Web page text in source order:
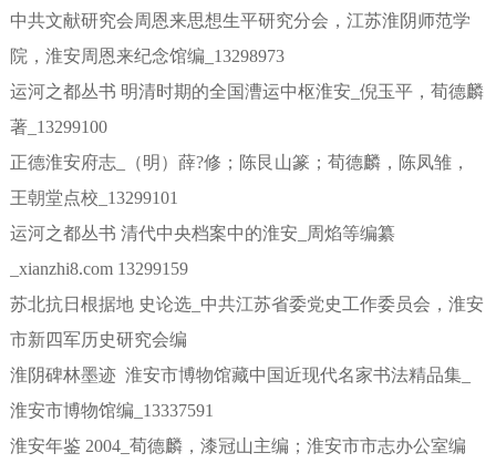
中共文献研究会周恩来思想生平研究分会，江苏淮阴师范学
院，淮安周恩来纪念馆编_13298973
运河之都丛书 明清时期的全国漕运中枢淮安_倪玉平，荀德麟
著_13299100
正德淮安府志_（明）薛?修；陈艮山篆；荀德麟，陈凤雏，
王朝堂点校_13299101
运河之都丛书 清代中央档案中的淮安_周焰等编纂
_xianzhi8.com 13299159
苏北抗日根据地 史论选_中共江苏省委党史工作委员会，淮安
市新四军历史研究会编
淮阴碑林墨迹 淮安市博物馆藏中国近现代名家书法精品集_
淮安市博物馆编_13337591
淮安年鉴 2004_荀德麟，漆冠山主编；淮安市市志办公室编